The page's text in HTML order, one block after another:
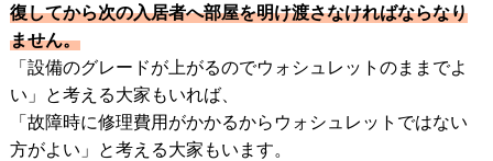
復してから次の入居者へ部屋を明け渡さなければならなり
ません。
「設備のグレードが上がるのでウォシュレットのままでよ
い」と考える大家もいれば、
「故障時に修理費用がかかるからウォシュレットではない
方がよい」と考える大家もいます。